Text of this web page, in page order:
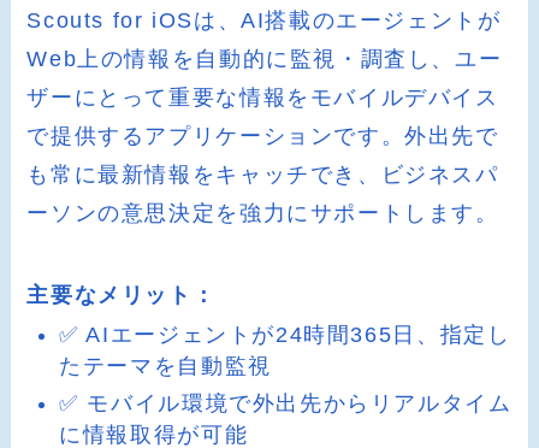
Scouts for iOSは、AI搭載のエージェントが
Web上の情報を自動的に監視・調査し、ユー
ザーにとって重要な情報をモバイルデバイス
で提供するアプリケーションです。外出先で
も常に最新情報をキャッチでき、ビジネスパ
ーソンの意思決定を強力にサポートします。
主要なメリット：
✅ AIエージェントが24時間365日、指定し
たテーマを自動監視
✅ モバイル環境で外出先からリアルタイム
に情報取得が可能